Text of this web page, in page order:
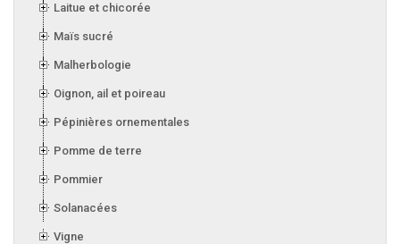
Laitue et chicorée
Maïs sucré
Malherbologie
Oignon, ail et poireau
Pépinières ornementales
Pomme de terre
Pommier
Solanacées
Vigne